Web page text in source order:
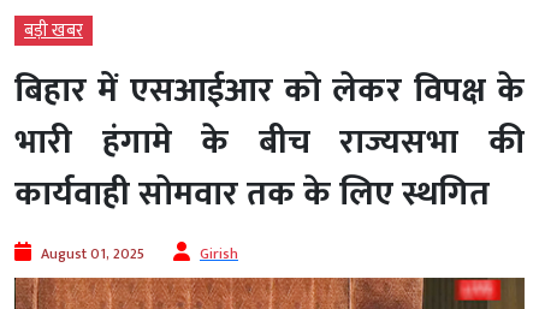
बड़ी खबर
बिहार में एसआईआर को लेकर विपक्ष के
भारी हंगामे के बीच राज्यसभा की
कार्यवाही सोमवार तक के लिए स्थगित
August 01, 2025 Girish